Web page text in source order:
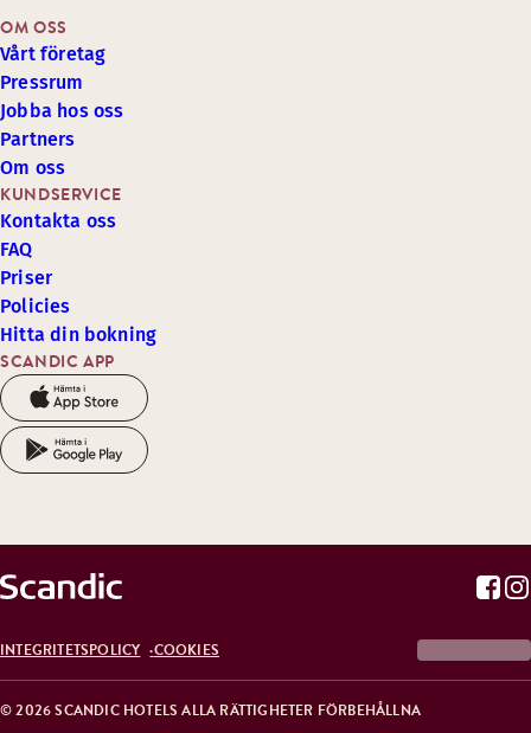
SCANDIC APP
KUNDSERVICE
Kontakta oss
FAQ
Priser
Policies
Hitta din bokning
OM OSS
Vårt företag
Pressrum
Jobba hos oss
Partners
Om oss
© 2026 SCANDIC HOTELS ALLA RÄTTIGHETER FÖRBEHÅLLNA
INTEGRITETSPOLICY COOKIES